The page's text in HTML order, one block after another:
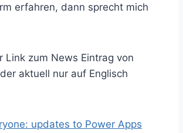
erfahren, dann sprecht mich
Link zum News Eintrag von
aktuell nur auf Englisch
updates to Power Apps